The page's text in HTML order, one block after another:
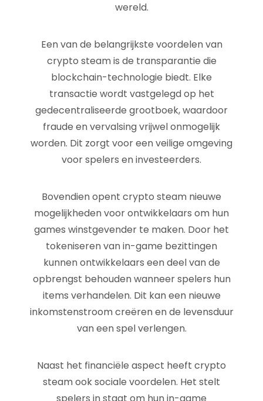
wereld.
Een van de belangrijkste voordelen van
crypto steam is de transparantie die
blockchain-technologie biedt. Elke
transactie wordt vastgelegd op het
gedecentraliseerde grootboek, waardoor
fraude en vervalsing vrijwel onmogelijk
worden. Dit zorgt voor een veilige omgeving
voor spelers en investeerders.
Bovendien opent crypto steam nieuwe
mogelijkheden voor ontwikkelaars om hun
games winstgevender te maken. Door het
tokeniseren van in-game bezittingen
kunnen ontwikkelaars een deel van de
opbrengst behouden wanneer spelers hun
items verhandelen. Dit kan een nieuwe
inkomstenstroom creëren en de levensduur
van een spel verlengen.
Naast het financiële aspect heeft crypto
steam ook sociale voordelen. Het stelt